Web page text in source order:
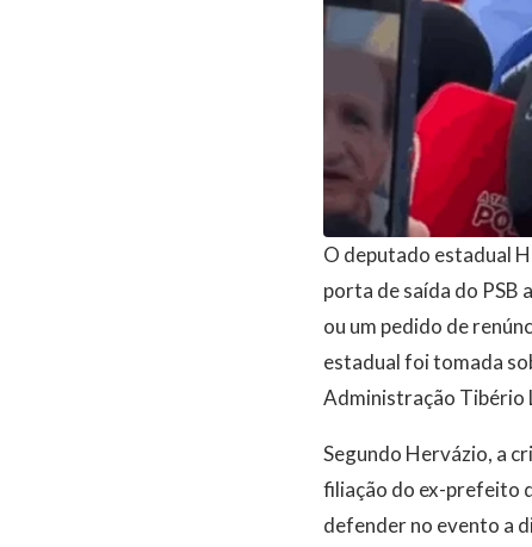
O deputado estadual
porta de saída do PSB
ou um pedido de
estadual foi tomada
Administração Tibério
Segundo Hervázio, a
filiação do ex-prefeito
defender no evento a